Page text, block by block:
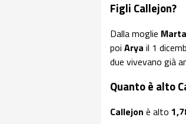
Figli Callejon?
Dalla moglie Marta
poi Arya il 1
due vivevano già
Quanto è alto
Callejon è alto